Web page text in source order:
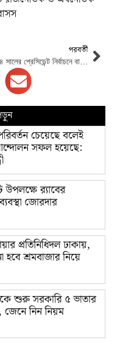
পরবর্তী
২০২৪ সালের প্রেসিডেন্ট নির্বাচনে বাইডেন প্রার্থী হলে কমলাই হবেন রানিং মেট
চেয়েছে বলেই
সফল হয়েছে:
র‌্যাবের
জোরদার
প্রতিনিধিদল ঢাকায়,
শ্রমবাজার নিয়ে
শুরু সরকারি ৫ ভাতার
নিন নিয়ম